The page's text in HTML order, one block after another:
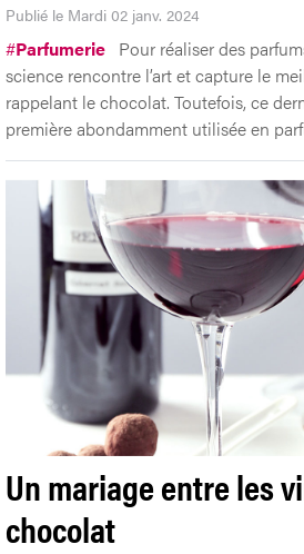
Publié le Mardi 02 janv. 2024
#Parfumerie Pour réaliser des
science rencontre l’art et capture le
rappelant le chocolat. Toutefois, ce
première abondamment utilisée en
Un mariage entre les
chocolat